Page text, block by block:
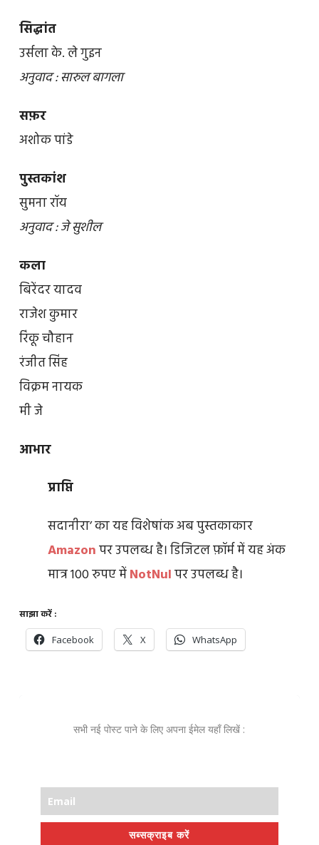
सिद्धांत
उर्सला के. ले गुइन
अनुवाद : सारुल बागला
सफ़र
अशोक पांडे
पुस्तकांश
सुमना रॉय
अनुवाद : जे सुशील
कला
बिरेंदर यादव
राजेश कुमार
रिंकू चौहान
रंजीत सिंह
विक्रम नायक
मी जे
आभार
प्राप्ति
सदानीरा’ का यह विशेषांक अब पुस्तकाकार
Amazonपर उपलब्ध है। डिजिटल फ़ॉर्म में यह अंक
मात्र 100 रुपए मेंNotNulपर उपलब्ध है।
साझा करें :
Facebook X WhatsApp
सभी नई पोस्ट पाने के लिए अपना ईमेल यहाँ लिखें :
सब्सक्राइब करें